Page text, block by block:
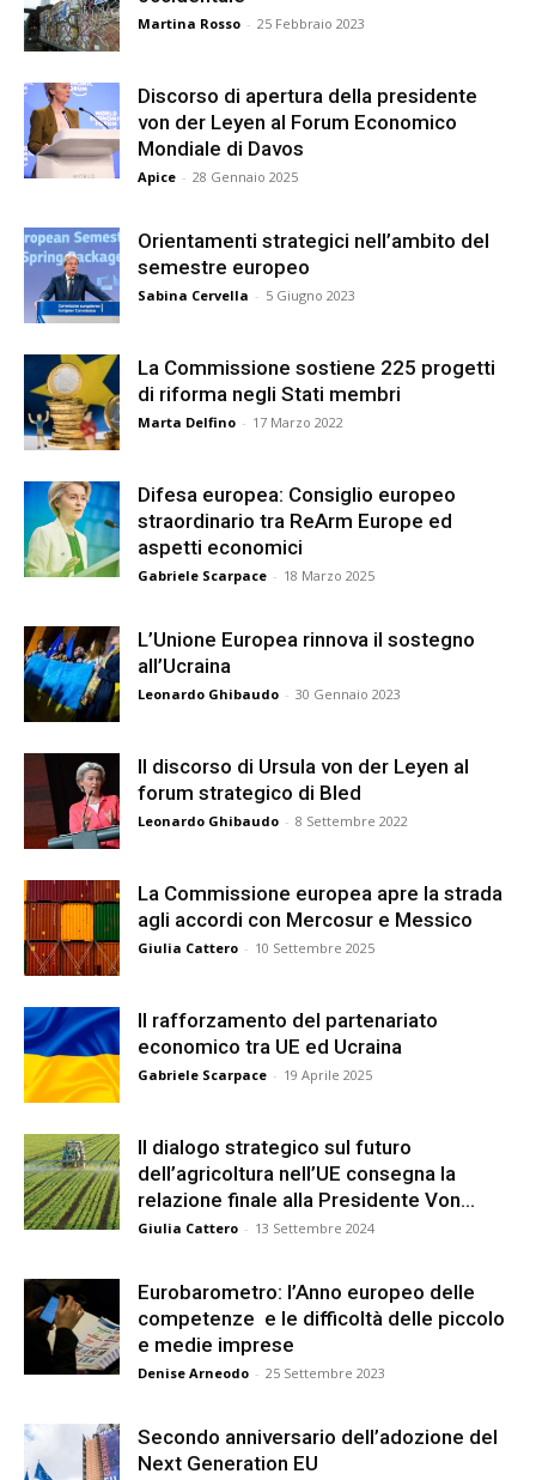
Martina Rosso - 25 Febbraio 2023
Discorso di apertura della presidente
von der Leyen al Forum Economico
Mondiale di Davos
Apice - 28 Gennaio 2025
Orientamenti strategici nell’ambito del
semestre europeo
Sabina Cervella - 5 Giugno 2023
La Commissione sostiene 225 progetti
di riforma negli Stati membri
Marta Delfino - 17 Marzo 2022
Difesa europea: Consiglio europeo
straordinario tra ReArm Europe ed
aspetti economici
Gabriele Scarpace - 18 Marzo 2025
L’Unione Europea rinnova il sostegno
all’Ucraina
Leonardo Ghibaudo - 30 Gennaio 2023
Il discorso di Ursula von der Leyen al
forum strategico di Bled
Leonardo Ghibaudo - 8 Settembre 2022
La Commissione europea apre la strada
agli accordi con Mercosur e Messico
Giulia Cattero - 10 Settembre 2025
Il rafforzamento del partenariato
economico tra UE ed Ucraina
Gabriele Scarpace - 19 Aprile 2025
Il dialogo strategico sul futuro
dell’agricoltura nell’UE consegna la
relazione finale alla Presidente Von...
Giulia Cattero - 13 Settembre 2024
Eurobarometro: l’Anno europeo delle
competenze e le difficoltà delle piccolo
e medie imprese
Denise Arneodo - 25 Settembre 2023
Secondo anniversario dell’adozione del
Next Generation EU